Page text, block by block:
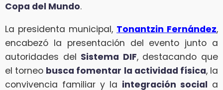
Copa del Mundo.
La presidenta municipal, Tonantzin Fernández,
encabezó la presentación del evento junto a
autoridades del Sistema DIF, destacando que
el torneo busca fomentar la actividad física, la
convivencia familiar y la integración social a